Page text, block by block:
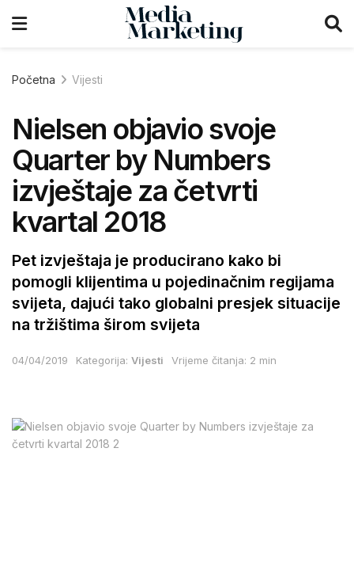
Početna Vijesti
Nielsen objavio svoje
Quarter by Numbers
izvještaje za četvrti
kvartal 2018
Pet izvještaja je producirano kako bi
pomogli klijentima u pojedinačnim regijama
svijeta, dajući tako globalni presjek situacije
na tržištima širom svijeta
04/04/2019 Kategorija: Vijesti Vrijeme čitanja: 2 min